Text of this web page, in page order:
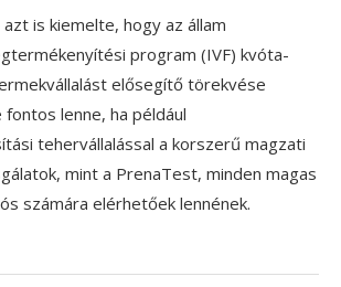
is kiemelte, hogy az állam
program (IVF) kvóta-
elősegítő törekvése
lenne, ha például
tehervállalással a korszerű magzati
mint a PrenaTest, minden magas
számára elérhetőek lennének.